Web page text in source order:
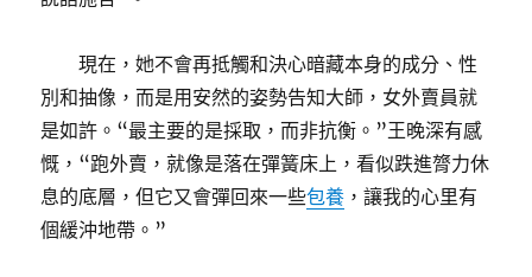
現在，她不會再抵觸和決心暗藏本身的成分、性
別和抽像，而是用安然的姿勢告知大師，女外賣員就
是如許。“最主要的是採取，而非抗衡。”王晚深有感
慨，“跑外賣，就像是落在彈簧床上，看似跌進膂力休
息的底層，但它又會彈回來一些包養 ，讓我的心里有
個緩沖地帶。”